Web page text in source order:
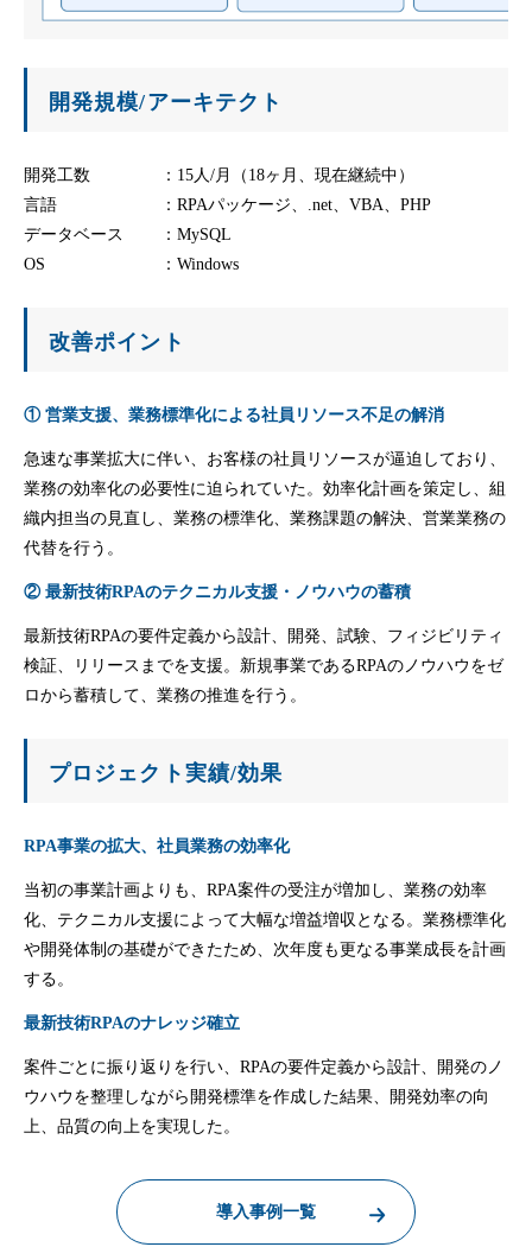
開発規模/アーキテクト
開発工数
：15人/月（18ヶ月、現在継続中）
言語
：RPAパッケージ、.net、VBA、PHP
データベース
：MySQL
OS
：Windows
改善ポイント
① 営業支援、業務標準化による社員リソース不足の解消
急速な事業拡大に伴い、お客様の社員リソースが逼迫しており、
業務の効率化の必要性に迫られていた。効率化計画を策定し、組
織内担当の見直し、業務の標準化、業務課題の解決、営業業務の
代替を行う。
② 最新技術RPAのテクニカル支援・ノウハウの蓄積
最新技術RPAの要件定義から設計、開発、試験、フィジビリティ
検証、リリースまでを支援。新規事業であるRPAのノウハウをゼ
ロから蓄積して、業務の推進を行う。
プロジェクト実績/効果
RPA事業の拡大、社員業務の効率化
当初の事業計画よりも、RPA案件の受注が増加し、業務の効率
化、テクニカル支援によって大幅な増益増収となる。業務標準化
や開発体制の基礎ができたため、次年度も更なる事業成長を計画
する。
最新技術RPAのナレッジ確立
案件ごとに振り返りを行い、RPAの要件定義から設計、開発のノ
ウハウを整理しながら開発標準を作成した結果、開発効率の向
上、品質の向上を実現した。
導入事例一覧